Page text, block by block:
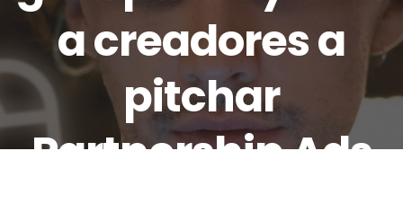
a creadores a
pitchar
Partnership Ads